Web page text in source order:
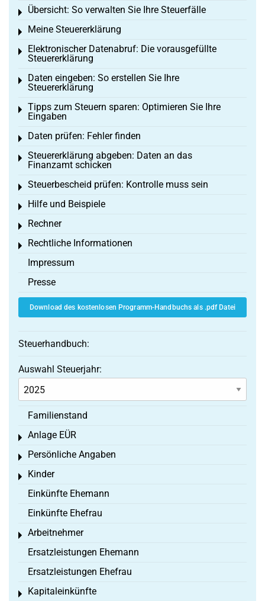
Übersicht: So verwalten Sie Ihre Steuerfälle
Toggle menu
Meine Steuererklärung
Toggle menu
Elektronischer Datenabruf: Die vorausgefüllte
Steuererklärung
Toggle menu
Daten eingeben: So erstellen Sie Ihre
Steuererklärung
Toggle menu
Tipps zum Steuern sparen: Optimieren Sie Ihre
Eingaben
Toggle menu
Daten prüfen: Fehler finden
Toggle menu
Steuererklärung abgeben: Daten an das
Finanzamt schicken
Toggle menu
Steuerbescheid prüfen: Kontrolle muss sein
Toggle menu
Hilfe und Beispiele
Toggle menu
Rechner
Toggle menu
Rechtliche Informationen
Toggle menu
Impressum
Presse
Download des kostenlosen Programm-Handbuchs als .pdf Datei
Steuerhandbuch:
Auswahl Steuerjahr:
Familienstand
Anlage EÜR
Toggle menu
Persönliche Angaben
Toggle menu
Kinder
Toggle menu
Einkünfte Ehemann
Einkünfte Ehefrau
Arbeitnehmer
Toggle menu
Ersatzleistungen Ehemann
Ersatzleistungen Ehefrau
Kapitaleinkünfte
Toggle menu